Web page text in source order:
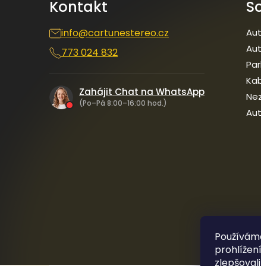
Kontakt
info@cartunestereo.cz
773 024 832
Zahájit Chat na WhatsApp
(Po–Pá 8:00–16:00 hod.)